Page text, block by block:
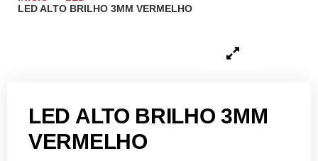
LED ALTO BRILHO 3MM VERMELHO
LED ALTO BRILHO 3MM
VERMELHO